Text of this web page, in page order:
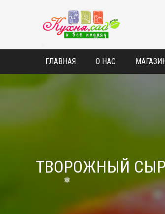
❅
❅
ГЛАВНАЯ О НАС
ТВОРОЖНЫЙ